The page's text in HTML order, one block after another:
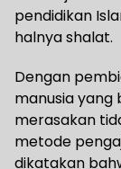
pendidikan
halnya shalat.
Dengan
manusia yang
merasakan
metode
dikatakan